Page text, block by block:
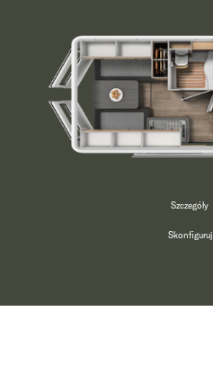
Szczegóły
Skonfiguruj